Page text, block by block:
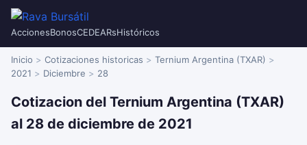
AccionesBonosCEDEARsHistóricos
Inicio Cotizaciones historicas
Ternium Argentina (TXAR)
2021
Diciembre 28
Cotizacion del Ternium Argentina (TXAR)
al 28 de diciembre de 2021